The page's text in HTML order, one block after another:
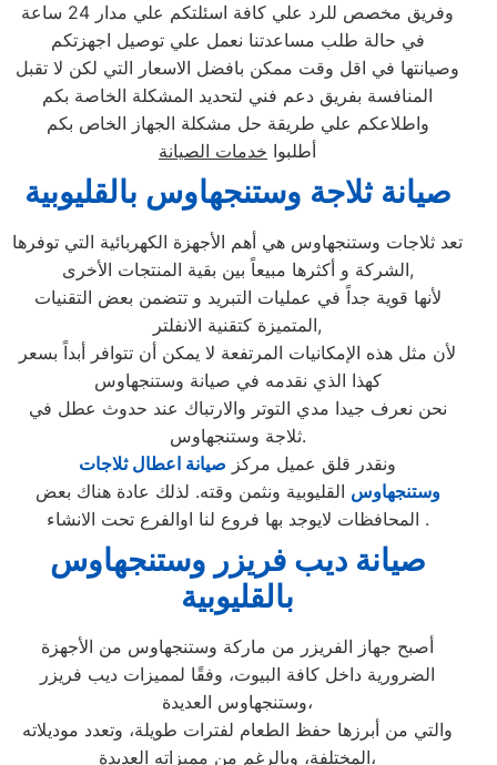
وفريق مخصص للرد علي كافة اسئلتكم علي مدار 24 ساعة
في حالة طلب مساعدتنا نعمل علي توصيل اجهزتكم
وصيانتها في اقل وقت ممكن بافضل الاسعار التي لكن لا تقبل
المنافسة بفريق دعم فني لتحديد المشكلة الخاصة بكم
واطلاعكم علي طريقة حل مشكلة الجهاز الخاص بكم
أطلبوا خدمات الصيانة
صيانة ثلاجة وستنجهاوس بالقليوبية
تعد ثلاجات وستنجهاوس هي أهم الأجهزة الكهربائية التي توفرها
الشركة و أكثرها مبيعاً بين بقية المنتجات الأخرى,
لأنها قوية جداً في عمليات التبريد و تتضمن بعض التقنيات
المتميزة كتقنية الانفلتر,
لأن مثل هذه الإمكانيات المرتفعة لا يمكن أن تتوافر أبداً بسعر
كهذا الذي نقدمه في صيانة وستنجهاوس
نحن نعرف جيدا مدي التوتر والارتباك عند حدوث عطل في
ثلاجة وستنجهاوس.
ونقدر قلق عميل مركز صيانة اعطال ثلاجات
وستنجهاوس القليوبية ونثمن وقته. لذلك عادة هناك بعض
المحافظات لايوجد بها فروع لنا اوالفرع تحت الانشاء .
صيانة ديب فريزر وستنجهاوس
بالقليوبية
أصبح جهاز الفريزر من ماركة وستنجهاوس من الأجهزة
الضرورية داخل كافة البيوت، وفقًا لمميزات ديب فريزر
وستنجهاوس العديدة،
والتي من أبرزها حفظ الطعام لفترات طويلة، وتعدد موديلاته
المختلفة، وبالرغم من مميزاته العديدة،